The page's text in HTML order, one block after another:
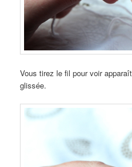
Vous tirez le fil pour voir
glissée.